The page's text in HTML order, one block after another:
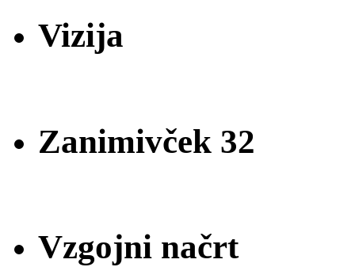
Vizija
Zanimivček 32
Vzgojni načrt